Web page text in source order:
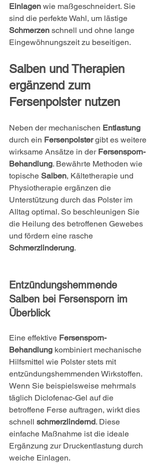
Einlagen wie maßgeschneidert. Sie
sind die perfekte Wahl, um lästige
Schmerzen schnell und ohne lange
Eingewöhnungszeit zu beseitigen.
Salben und Therapien
ergänzend zum
Fersenpolster nutzen
Neben der mechanischen Entlastung
durch ein Fersenpolster gibt es weitere
wirksame Ansätze in der Fersensporn-
Behandlung. Bewährte Methoden wie
topische Salben, Kältetherapie und
Physiotherapie ergänzen die
Unterstützung durch das Polster im
Alltag optimal. So beschleunigen Sie
die Heilung des betroffenen Gewebes
und fördern eine rasche
Schmerzlinderung.
Entzündungshemmende
Salben bei Fersensporn im
Überblick
Eine effektive Fersensporn-
Behandlung kombiniert mechanische
Hilfsmittel wie Polster stets mit
entzündungshemmenden Wirkstoffen.
Wenn Sie beispielsweise mehrmals
täglich Diclofenac-Gel auf die
betroffene Ferse auftragen, wirkt dies
schnell schmerzlindernd. Diese
einfache Maßnahme ist die ideale
Ergänzung zur Druckentlastung durch
weiche Einlagen.